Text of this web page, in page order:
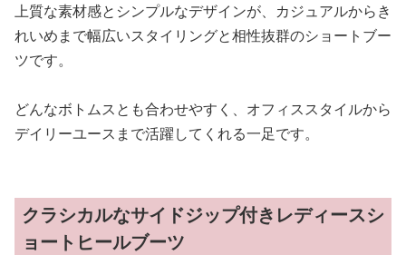
上質な素材感とシンプルなデザインが、カジュアルからき
れいめまで幅広いスタイリングと相性抜群のショートブー
ツです。
どんなボトムスとも合わせやすく、オフィススタイルから
デイリーユースまで活躍してくれる一足です。
クラシカルなサイドジップ付きレディースシ
ョートヒールブーツ